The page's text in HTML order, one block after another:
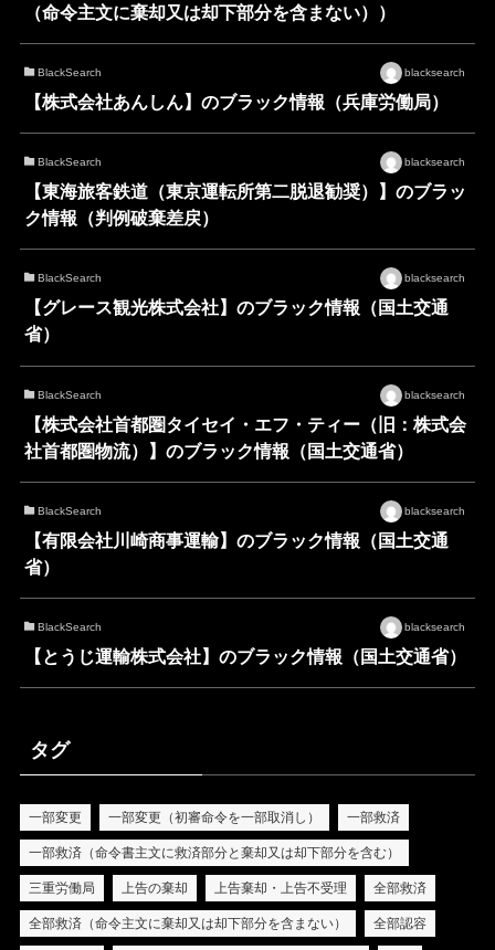
（命令主文に棄却又は却下部分を含まない））
BlackSearch blacksearch
【株式会社あんしん】のブラック情報（兵庫労働局）
BlackSearch blacksearch
【東海旅客鉄道（東京運転所第二脱退勧奨）】のブラッ
ク情報（判例破棄差戻）
BlackSearch blacksearch
【グレース観光株式会社】のブラック情報（国土交通
省）
BlackSearch blacksearch
【株式会社首都圏タイセイ・エフ・ティー（旧：株式会
社首都圏物流）】のブラック情報（国土交通省）
BlackSearch blacksearch
【有限会社川崎商事運輸】のブラック情報（国土交通
省）
BlackSearch blacksearch
【とうじ運輸株式会社】のブラック情報（国土交通省）
タグ
一部変更 一部変更（初審命令を一部取消し） 一部救済
一部救済（命令書主文に救済部分と棄却又は却下部分を含む）
三重労働局 上告の棄却 上告棄却・上告不受理 全部救済
全部救済（命令主文に棄却又は却下部分を含まない） 全部認容